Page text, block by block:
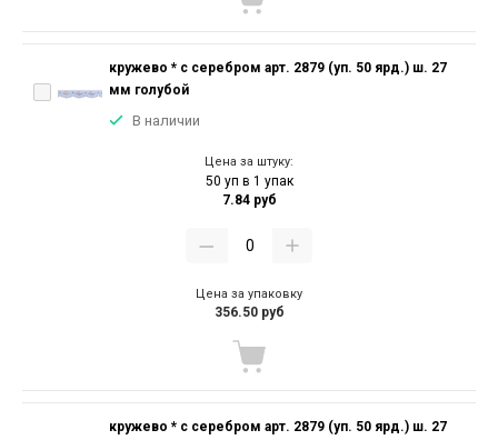
кружево * с серебром арт. 2879 (уп. 50 ярд.) ш. 27
мм голубой
В наличии
Цена за штуку:
50 уп в 1 упак
7.84 руб
Цена за упаковку
356.50 руб
кружево * с серебром арт. 2879 (уп. 50 ярд.) ш. 27